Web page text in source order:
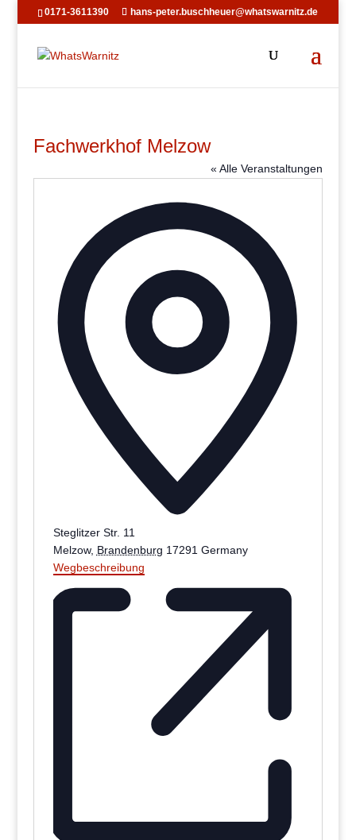
0171-3611390 hans-peter.buschheuer@whatswarnitz.de
Fachwerkhof Melzow
« Alle Veranstaltungen
Steglitzer Str. 11
Melzow, Brandenburg 17291 Germany
Wegbeschreibung